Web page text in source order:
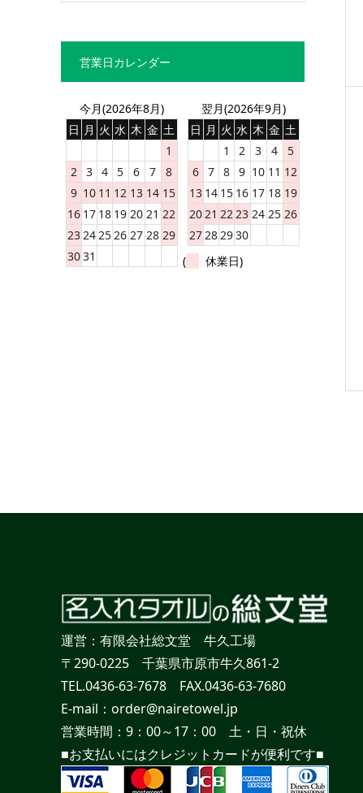
営業日カレンダー
今月(2026年8月)
日 月 火 水 木 金 土
1
2 3 4 5 6 7
8
9 10 11 12 13 14 15
16 17 18 19 20 21 22
23242526 27 28 29
3031
翌月(2026年9月)
日 月 火 水 木 金 土
1
2 3 4
5
6 7 8 9 10 11 12
13 14 15 16 17 18 19
2021 2223 24 25 26
27282930
(
休業日)
運営：有限会社総文堂 牛久工場
〒290-0225 千葉県市原市牛久861-2
TEL.0436-63-7678 FAX.0436-63-7680
E-mail：order@nairetowel.jp
営業時間：9：00～17：00 土・日・祝休
■お支払いにはクレジットカードが便利です■